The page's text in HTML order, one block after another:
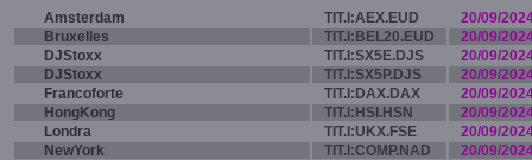
Amsterdam TIT.I:AEX.EUD
20/09/
Bruxelles
TIT.I:BEL20.EUD
20/09/
DJStoxx
TIT.I:SX5E.DJS
20/09/
DJStoxx
TIT.I:SX5P.DJS
20/09/
Francoforte
TIT.I:DAX.DAX
20/09/
HongKong
TIT.I:HSI.HSN
20/09/
Londra
TIT.I:UKX.FSE
20/09/
NewYork
TIT.I:COMP.NAD
20/09/